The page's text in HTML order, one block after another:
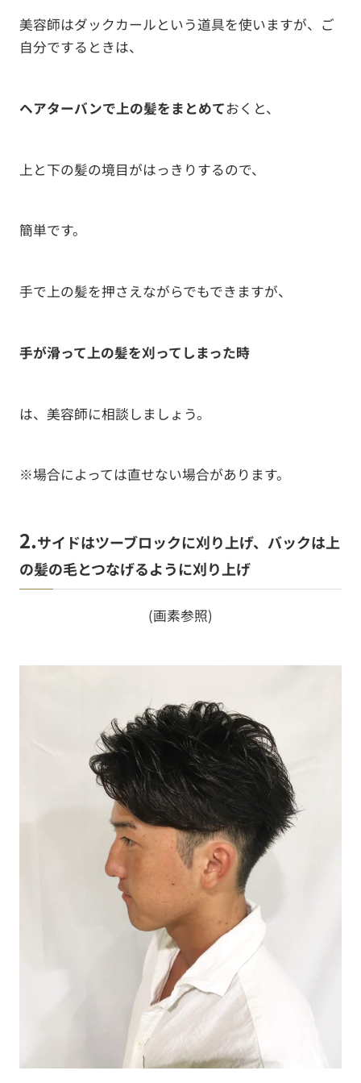
美容師はダックカールという道具を使いますが、ご
自分でするときは、
ヘアターバンで上の髪をまとめておくと、
上と下の髪の境目がはっきりするので、
簡単です。
手で上の髪を押さえながらでもできますが、
手が滑って上の髪を刈ってしまった時
は、美容師に相談しましょう。
※場合によっては直せない場合があります。
2.サイドはツーブロックに刈り上げ、バックは上
の髪の毛とつなげるように刈り上げ
(画素参照)